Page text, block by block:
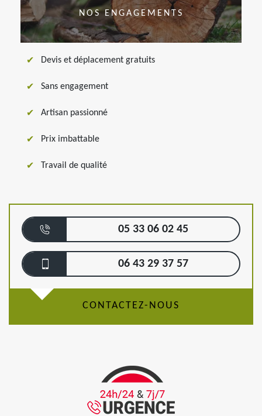
NOS ENGAGEMENTS
Devis et déplacement gratuits
Sans engagement
Artisan passionné
Prix imbattable
Travail de qualité
05 33 06 02 45
06 43 29 37 57
CONTACTEZ-NOUS